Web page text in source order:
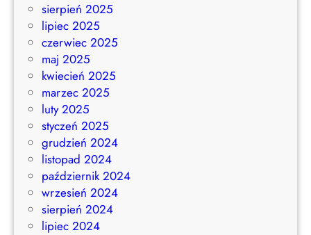
sierpień 2025
lipiec 2025
czerwiec 2025
maj 2025
kwiecień 2025
marzec 2025
luty 2025
styczeń 2025
grudzień 2024
listopad 2024
październik 2024
wrzesień 2024
sierpień 2024
lipiec 2024